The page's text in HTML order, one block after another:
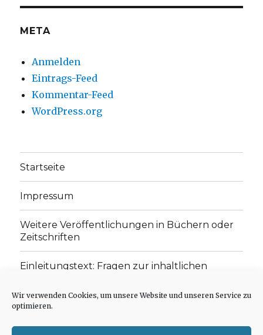
Wir verwenden Cookies, um unsere Website und unseren Service zu
optimieren.
anzeigenanzeigen
META
Anmelden
Eintrags-Feed
Kommentar-Feed
WordPress.org
Startseite
Impressum
Weitere Veröffentlichungen in Büchern oder
Zeitschriften
Einleitungstext: Fragen zur inhaltlichen
„schwachen Glaubens“